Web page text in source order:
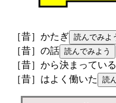
［昔］かたぎ
［昔］の話
［昔］から決まっている
［昔］はよく働いた